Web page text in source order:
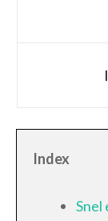
Index
Snel